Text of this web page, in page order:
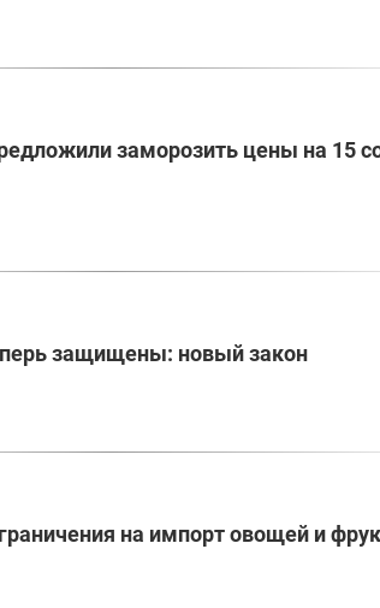
заморозить цены на 15
защищены: новый закон
на импорт овощей и